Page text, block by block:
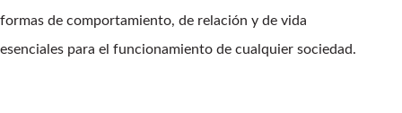
formas de comportamiento, de relación y de vida
esenciales para el funcionamiento de cualquier sociedad.